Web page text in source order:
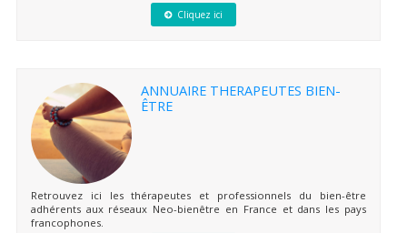
Cliquez ici
ANNUAIRE THERAPEUTES BIEN-
ÊTRE
Retrouvez ici les thérapeutes et professionnels du bien-être
adhérents aux réseaux Neo-bienêtre en France et dans les pays
francophones.